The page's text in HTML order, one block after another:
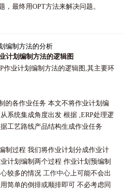
，最终用OPT方法来解决问题。
编制方法的分析
计划编制方法的逻辑图
业计划编制方法的逻辑图,其主要环
各作业任务 本文不将作业计划编
系统集成角度出发 根据 ,ERP处理逻
工艺路线产品结构生成作业任务
过程 我们将作业计划分成作业计
计划编制两个过程 作业计划预编制
较多的情况 工作中心 上可能不会出
简单的倒排或顺排即可 不必考虑同